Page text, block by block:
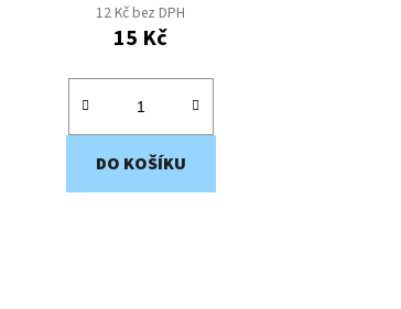
12 Kč bez DPH
15 Kč
DO KOŠÍKU